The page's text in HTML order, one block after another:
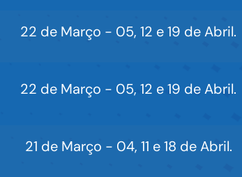
22 de Março - 05, 12 e 19 de Abril.
22 de Março - 05, 12 e 19 de Abril.
21 de Março - 04, 11 e 18 de Abril.